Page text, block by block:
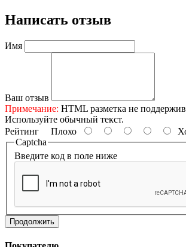
Написать отзыв
Имя
Ваш отзыв
Примечание: HTML разметка не
Используйте обычный текст.
Рейтинг Плохо
Captcha
Введите код в поле ниже
Продолжить